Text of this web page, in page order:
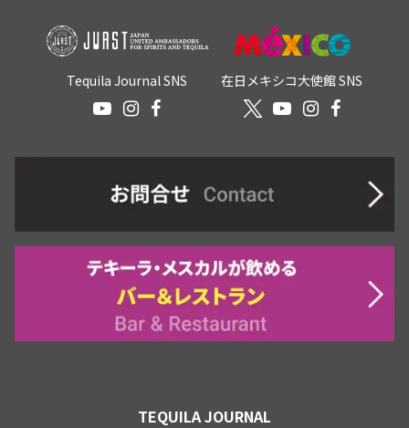
Tequila Journal SNS 在日メキシコ大使館 SNS
TEQUILA JOURNAL